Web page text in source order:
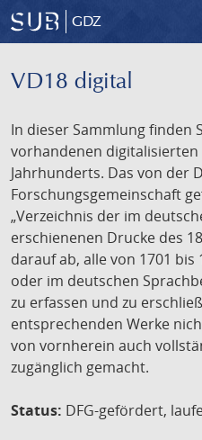
GDZ
VD18 digital
In dieser Sammlung finden
vorhandenen digitalisierten
Jahrhunderts. Das von der
Forschungsgemeinschaft
„Verzeichnis der im
erschienenen Drucke des
darauf ab, alle von 1701
oder im deutschen
zu erfassen und zu
entsprechenden Werke
von vornherein auch
zugänglich gemacht.
Status: DFG-gefördert,